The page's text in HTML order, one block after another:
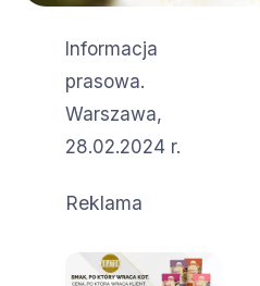
Informacja
prasowa.
Warszawa,
28.02.2024 r.
Reklama